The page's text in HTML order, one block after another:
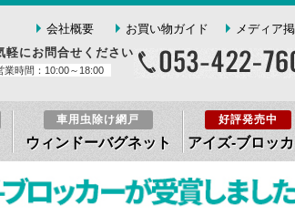
会社概要 お買い物ガイド メディア
軽にお問合せください
業時間：10:00～18:00
車用虫除け網戸
ウィンドーバグネット
好評発売中
アイズ-ブロッ